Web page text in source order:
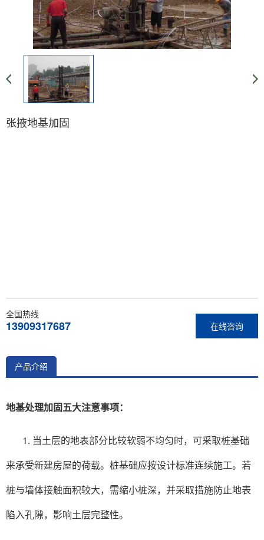
张掖地基加固
在线咨询
全国热线
13909317687
产品介绍
地基处理加固五大注意事项：
1. 当土层的地表部分比较软弱不均匀时，可采取桩基础
来承受新建房屋的荷载。桩基础应按设计标准连续施工。若
桩与墙体接触面积较大，需缩小桩深，并采取措施防止地表
陷入孔隙，影响土层完整性。